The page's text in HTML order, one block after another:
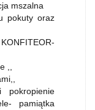
mszalna
pokuty oraz
,,
pokropienie
pamiątka